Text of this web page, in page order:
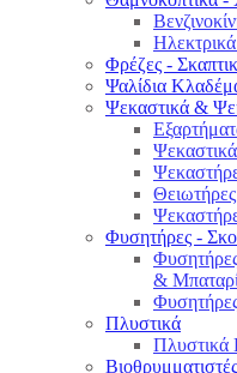
Φρέζες -
Ψαλίδια
Ψεκαστικά &
Θειωτήρες
Φυσητήρες -
&
Πλυστικά
Βιοθρυμματιστές